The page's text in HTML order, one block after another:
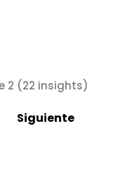
2 (22 insights)
Siguiente